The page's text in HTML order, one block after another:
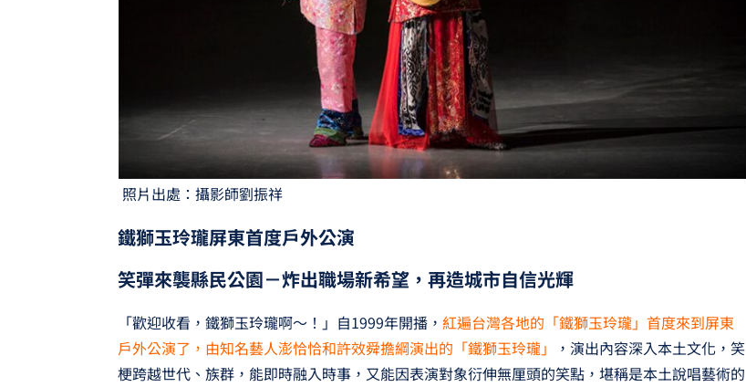
照片出處：攝影師劉振祥
鐵獅玉玲瓏屏東首度戶外公演
笑彈來襲縣民公園－炸出職場新希望，再造城市自信光輝
「歡迎收看，鐵獅玉玲瓏啊～！」自1999年開播， 紅遍台灣各地的「鐵獅玉玲瓏」首度來到屏東
戶外公演了，由知名藝人澎恰恰和許效舜擔綱演出的「鐵獅玉玲瓏」
，演出內容深入本土文化，笑
梗跨越世代、族群，能即時融入時事，又能因表演對象衍伸無厘頭的笑點，堪稱是本土說唱藝術的